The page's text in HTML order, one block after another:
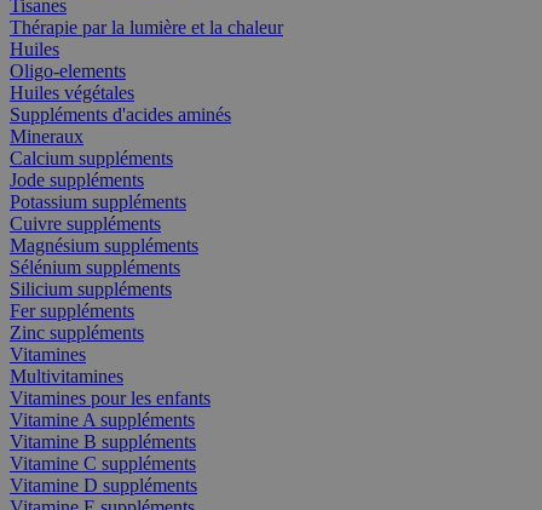
Tisanes
Thérapie par la lumière et la chaleur
Huiles
Oligo-elements
Huiles végétales
Suppléments d'acides aminés
Mineraux
Calcium suppléments
Jode suppléments
Potassium suppléments
Cuivre suppléments
Magnésium suppléments
Sélénium suppléments
Silicium suppléments
Fer suppléments
Zinc suppléments
Vitamines
Multivitamines
Vitamines pour les enfants
Vitamine A suppléments
Vitamine B suppléments
Vitamine C suppléments
Vitamine D suppléments